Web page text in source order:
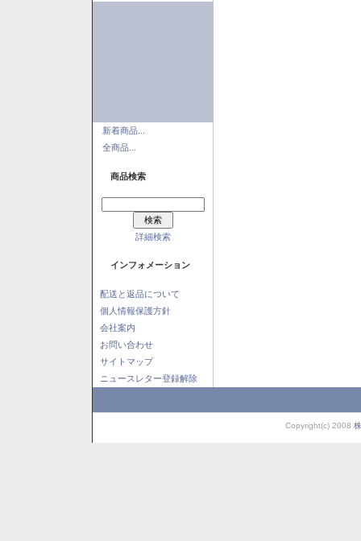
新着商品...
全商品...
商品検索
詳細検索
インフォメーション
配送と返品について
個人情報保護方針
会社案内
お問い合わせ
サイトマップ
ニュースレター登録解除
Copyright(c) 2008